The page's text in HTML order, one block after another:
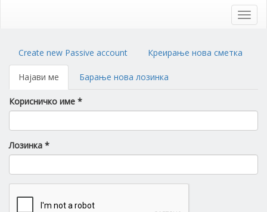
Primary
tabs
Create new Passive account Креирање нова сметка
Најави ме (activeБарање нова лозинка
Корисничко име *
Лозинка *